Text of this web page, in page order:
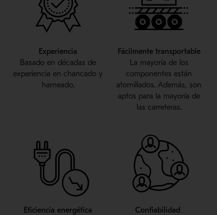
Experiencia
Basado en décadas de
experiencia en chancado y
harneado.
Fácilmente transportable
La mayoría de los
componentes están
atornillados. Además, son
aptos para la mayoría de
las carreteras.
Eficiencia energética
Confiabilidad